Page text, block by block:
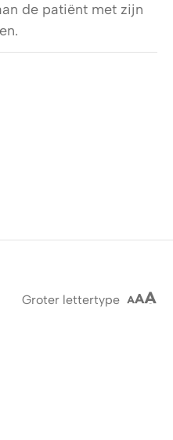
de patiënt met zijn
Groter lettertype